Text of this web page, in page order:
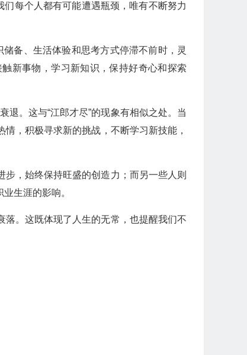
每个人都有可能遭遇瓶颈，唯有不断努力
备、生活体验和思考方式停滞不前时，灵
新事物，学习新知识，保持好奇心和探索
。这与“江郎才尽”的现象有相似之处。当
，积极寻求新的挑战，不断学习新技能，
，始终保持旺盛的创造力；而另一些人则
生涯的影响。
落。这既体现了人生的无常，也提醒我们不